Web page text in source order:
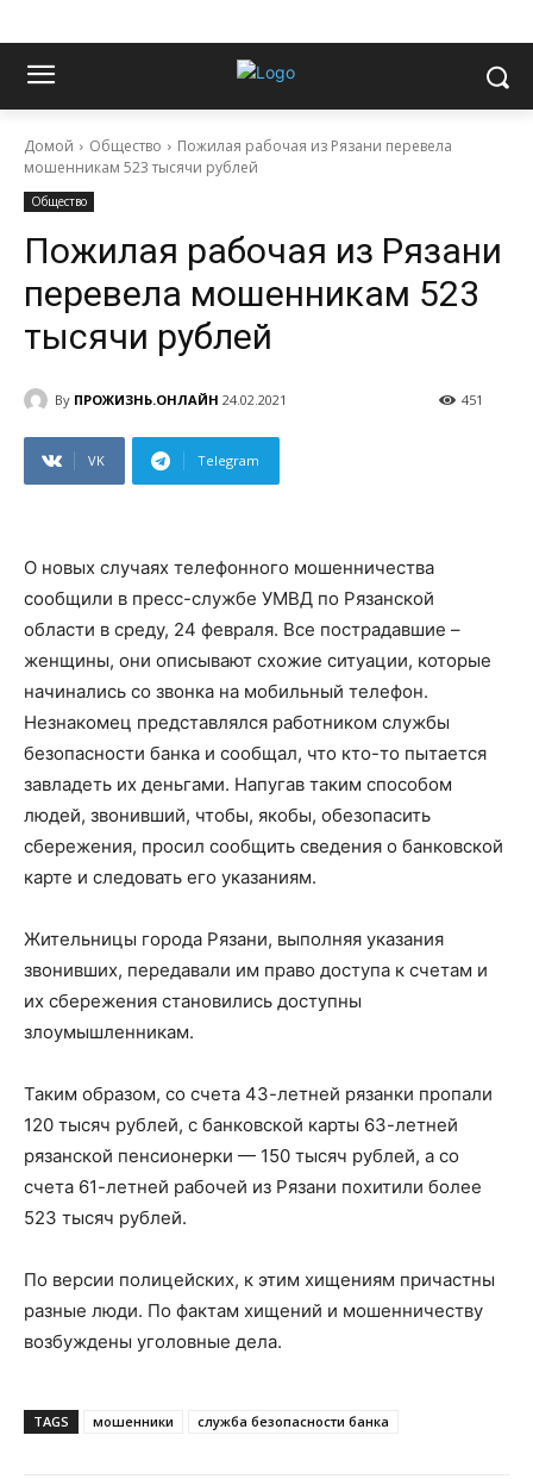
Домой Общество
Пожилая рабочая из Рязани перевела
мошенникам 523 тысячи рублей
Общество
Пожилая рабочая из Рязани
перевела мошенникам 523
тысячи рублей
By ПРОЖИЗНЬ.ОНЛАЙН 24.02.2021 451
VK Telegram
О новых случаях телефонного мошенничества
сообщили в пресс-службе УМВД по Рязанской
области в среду, 24 февраля. Все пострадавшие –
женщины, они описывают схожие ситуации, которые
начинались со звонка на мобильный телефон.
Незнакомец представлялся работником службы
безопасности банка и сообщал, что кто-то пытается
завладеть их деньгами. Напугав таким способом
людей, звонивший, чтобы, якобы, обезопасить
сбережения, просил сообщить сведения о банковской
карте и следовать его указаниям.
Жительницы города Рязани, выполняя указания
звонивших, передавали им право доступа к счетам и
их сбережения становились доступны
злоумышленникам.
Таким образом, со счета 43-летней рязанки пропали
120 тысяч рублей, с банковской карты 63-летней
рязанской пенсионерки — 150 тысяч рублей, а со
счета 61-летней рабочей из Рязани похитили более
523 тысяч рублей.
По версии полицейских, к этим хищениям причастны
разные люди. По фактам хищений и мошенничеству
возбуждены уголовные дела.
TAGS мошенники служба безопасности банка